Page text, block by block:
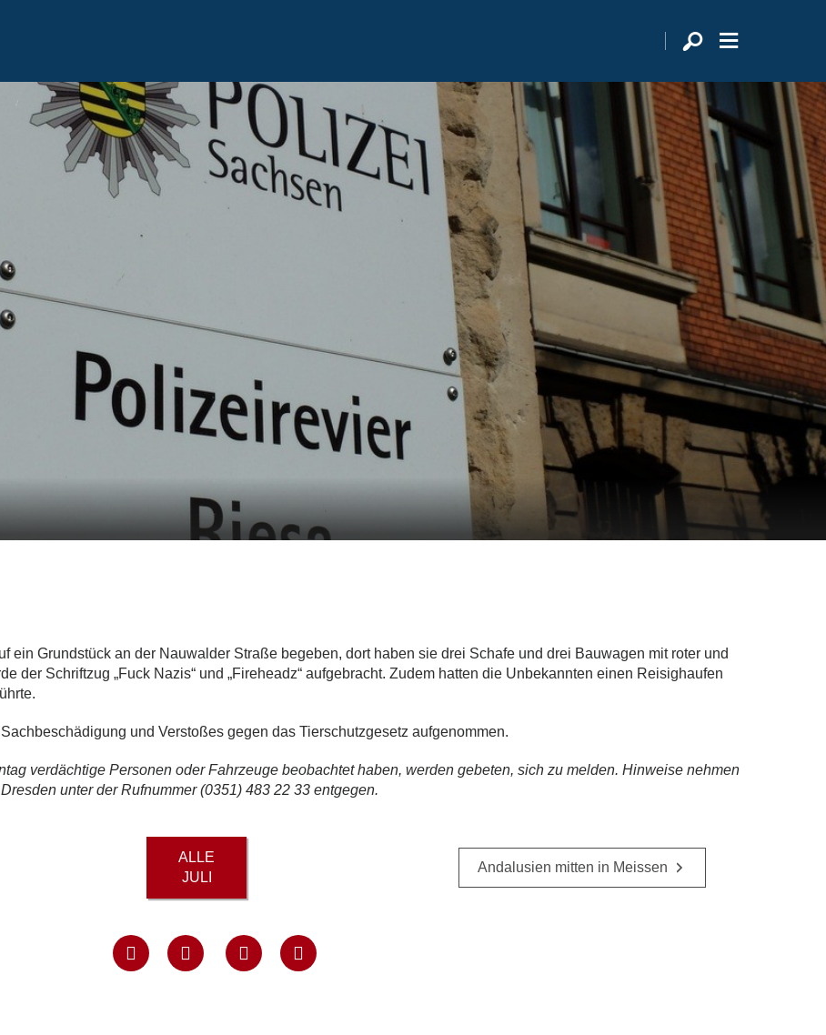
ein Grundstück an der Nauwalder Straße begeben, dort haben sie drei Schafe und drei Bauwagen mit roter und
der Schriftzug „Fuck Nazis“ und „Fireheadz“ aufgebracht. Zudem hatten die Unbekannten einen Reisighaufen
und Verstoßes gegen das Tierschutzgesetz aufgenommen.
verdächtige Personen oder Fahrzeuge beobachtet haben, werden gebeten, sich zu melden. Hinweise nehmen
unter der Rufnummer (0351) 483 22 33 entgegen.
ALLE
JULI
Andalusien mitten in Meissen